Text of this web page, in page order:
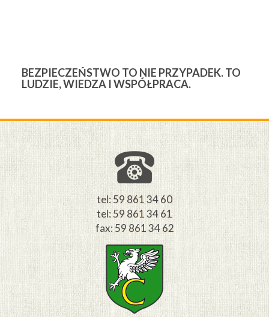
BEZPIECZEŃSTWO TO NIE PRZYPADEK. TO
LUDZIE, WIEDZA I WSPÓŁPRACA.
tel: 59 861 34 60
tel: 59 861 34 61
fax: 59 861 34 62